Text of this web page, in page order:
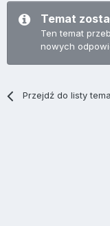
Temat
Ten temat
nowych
Przejdź do listy